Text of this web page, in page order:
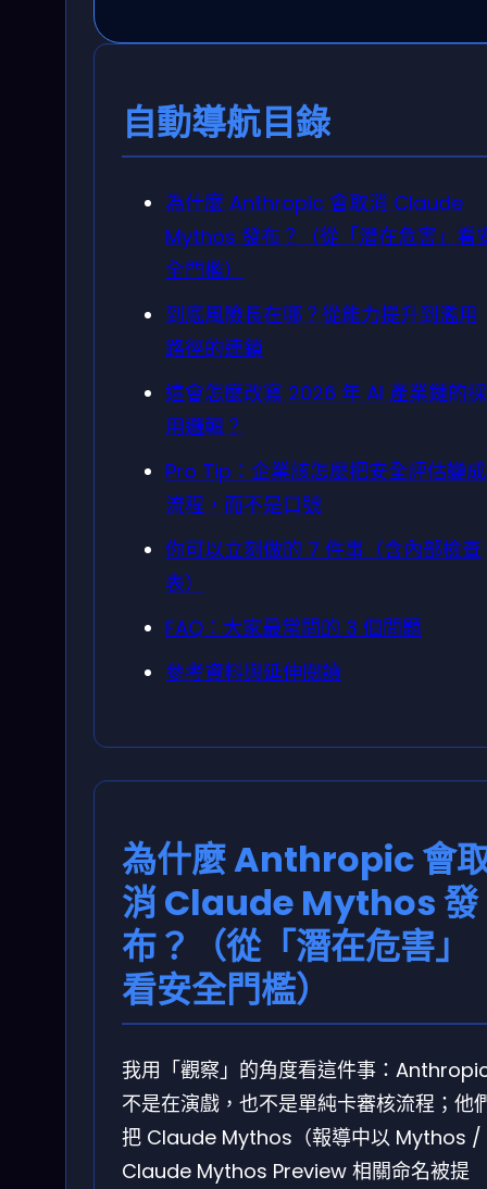
自動導航目錄
為什麼 Anthropic 會取消 Claude
Mythos 發布？（從「潛在危害」看
全門檻）
到底風險長在哪？從能力提升到濫用
路徑的連鎖
這會怎麼改寫 2026 年 AI 產業鏈的採
用邏輯？
Pro Tip：企業該怎麼把安全評估變成
流程，而不是口號
你可以立刻做的 7 件事（含內部檢查
表）
FAQ：大家最常問的 3 個問題
參考資料與延伸閱讀
為什麼 Anthropic 會
消 Claude Mythos 發
布？（從「潛在危害」
看安全門檻）
我用「觀察」的角度看這件事：
不是在演戲，也不是單純卡審核流程；他
把 Claude Mythos（報導中以 Mythos /
Claude Mythos Preview 相關命名被提